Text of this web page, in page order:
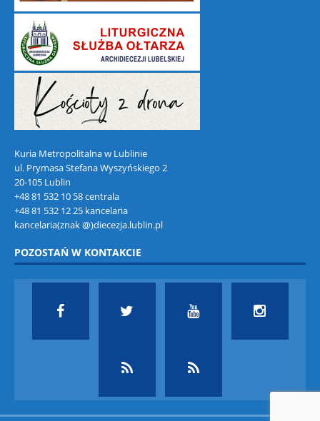
Kuria Metropolitalna w Lublinie
ul. Prymasa Stefana Wyszyńskiego 2
20-105 Lublin
+48 81 532 10 58 centrala
+48 81 532 12 25 kancelaria
kancelaria(znak @)diecezja.lublin.pl
POZOSTAŃ W KONTAKCIE